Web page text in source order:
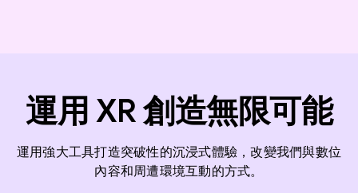
運用 XR 創造無限可能
運用強大工具打造突破性的沉浸式體驗，改變我們與數位
內容和周遭環境互動的方式。